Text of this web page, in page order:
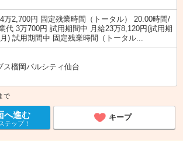
万2,700円 固定残業時間（トータル） 20.00時間/
代 3万700円 試用期間中 月給23万8,120円(試用期
) 試用期間中 固定残業時間（トータル...
ス榴岡パルシティ仙台
で
へ進む
テップ！
キープ